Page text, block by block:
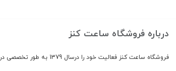
رویال کرون(88)
والنتینو
درباره فروشگاه ساعت کنز
فروشگاه ساعت کنز فعالیت خود را درسال 1379 به طور تخصصی در زمینه ساعت های اورجینال و برند معروف دنیا شروع کرد